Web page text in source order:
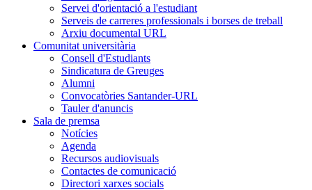
Servei d'orientació a l'estudiant
Serveis de carreres professionals i borses de treball
Arxiu documental URL
Comunitat universitària
Consell d'Estudiants
Sindicatura de Greuges
Alumni
Convocatòries Santander-URL
Tauler d'anuncis
Sala de premsa
Notícies
Agenda
Recursos audiovisuals
Contactes de comunicació
Directori xarxes socials